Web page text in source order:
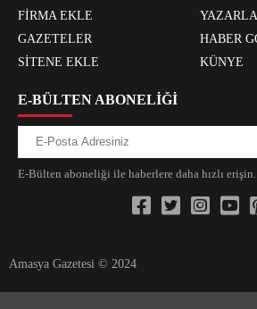
FİRMA EKLE
GAZETELER
HABER
SİTENE EKLE
KÜNYE
E-BÜLTEN ABONELİĞİ
E-Bülten aboneliği ile haberlere daha hızlı erişin.
Amasya Gazetesi © 2024